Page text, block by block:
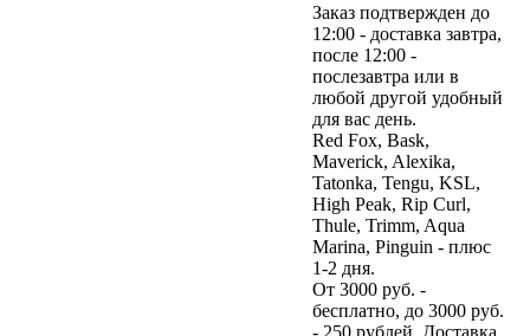
Заказ подтвержден до
12:00 - доставка завтра,
после 12:00 -
послезавтра или в
любой другой удобный
для вас день.
Red Fox, Bask,
Maverick, Alexika,
Tatonka, Tengu, KSL,
High Peak, Rip Curl,
Thule, Trimm, Aqua
Marina, Pinguin - плюс
1-2 дня.
От 3000 руб. -
бесплатно, до 3000 руб.
- 250 рублей. Доставка